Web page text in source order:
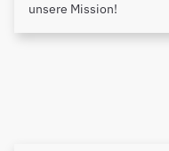
unsere Mission!